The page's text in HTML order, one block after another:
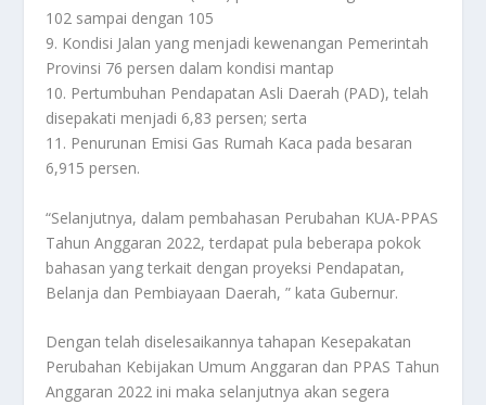
102 sampai dengan 105
9. Kondisi Jalan yang menjadi kewenangan Pemerintah
Provinsi 76 persen dalam kondisi mantap
10. Pertumbuhan Pendapatan Asli Daerah (PAD), telah
disepakati menjadi 6,83 persen; serta
11. Penurunan Emisi Gas Rumah Kaca pada besaran
6,915 persen.
“Selanjutnya, dalam pembahasan Perubahan KUA-PPAS
Tahun Anggaran 2022, terdapat pula beberapa pokok
bahasan yang terkait dengan proyeksi Pendapatan,
Belanja dan Pembiayaan Daerah, ” kata Gubernur.
Dengan telah diselesaikannya tahapan Kesepakatan
Perubahan Kebijakan Umum Anggaran dan PPAS Tahun
Anggaran 2022 ini maka selanjutnya akan segera